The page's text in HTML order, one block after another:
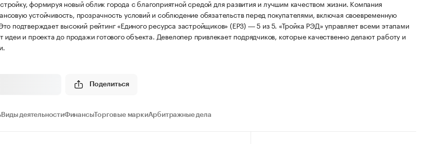
формируя новый облик города с благоприятной средой для развития и лучшим качеством жизни. Компания
устойчивость, прозрачность условий и соблюдение обязательств перед покупателями, включая своевременную
подтверждает высокий рейтинг «Единого ресурса застройщиков» (ЕРЗ) ― 5 из 5. «Тройка РЭД» управляет всеми этапами
идеи и проекта до продажи готового объекта. Девелопер привлекает подрядчиков, которые качественно делают работу и
Поделиться
Виды деятельностиФинансыТорговые маркиАрбитражные дела